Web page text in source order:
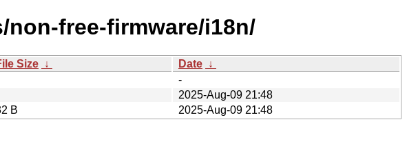
free-firmware/i18n/
Size ↓ Date ↓
-
2025-Aug-09 21:48
B 2025-Aug-09 21:48